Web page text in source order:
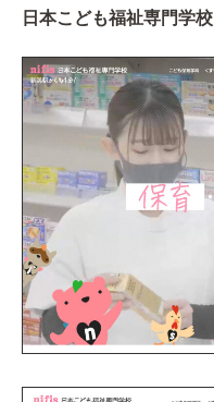
日本こども福祉専門学校